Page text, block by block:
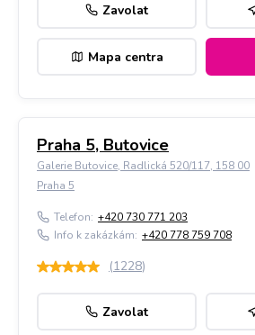
Zavolat
Mapa centra
Praha 5, Butovice
Galerie Butovice, Radlická 520/117, 158 00
Praha 5
Telefon: +420 730 771 203
Info k zakázkám: +420 778 759 708
(1228)
Zavolat